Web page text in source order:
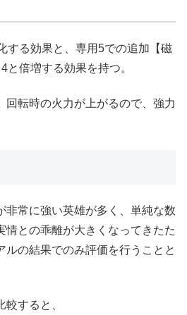
する効果と、専用5での追加【磁
倍増する効果を持つ。
回転時の火力が上がるので、強力
非常に強い英雄が多く、単純な数
情との乖離が大きくなってきたた
ルの結果でのみ評価を行うことと
すると、